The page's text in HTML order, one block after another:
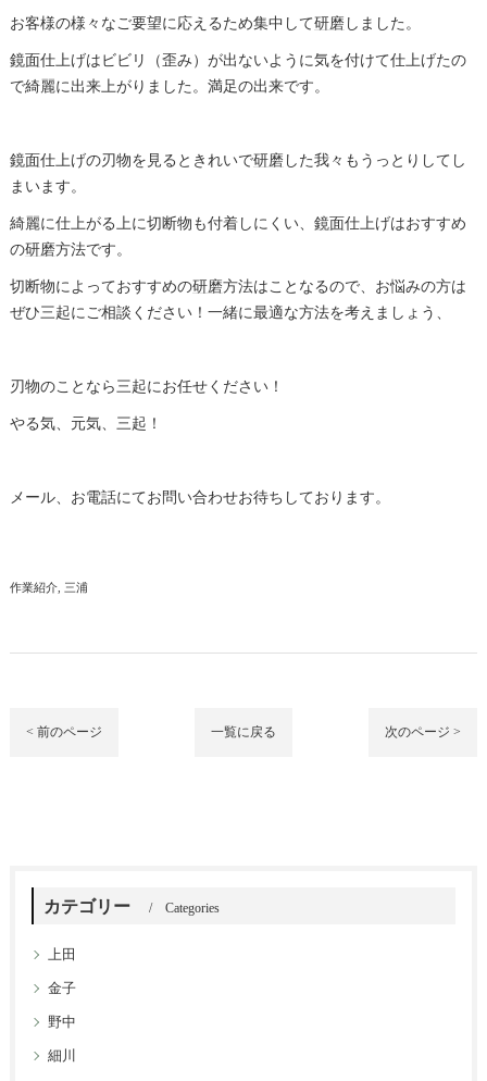
お客様の様々なご要望に応えるため集中して研磨 しました。
鏡面仕上げはビビリ（歪み）が出ないように気を付けて仕上げたの
で綺麗に出来上がりました。満足の出来です。
鏡面仕上げの刃物を見るときれいで研磨 した我々もうっとりしてし
まいます。
綺麗に仕上がる上に切断物も付着しにくい、 鏡面仕上げはおすすめ
の研磨方法です。
切断物によっておすすめの研磨方法はことなるので、お悩みの方は
ぜひ三起にご相談ください！一緒に最適な方法を考えましょう、
刃物のことなら三起にお任せください！
やる気、元気、三起！
メール、お電話にてお問い合わせお待ちしております。
作業紹介 三浦
< 前のページ 一覧に戻る 次のページ >
カテゴリー Categories
上田
金子
野中
細川